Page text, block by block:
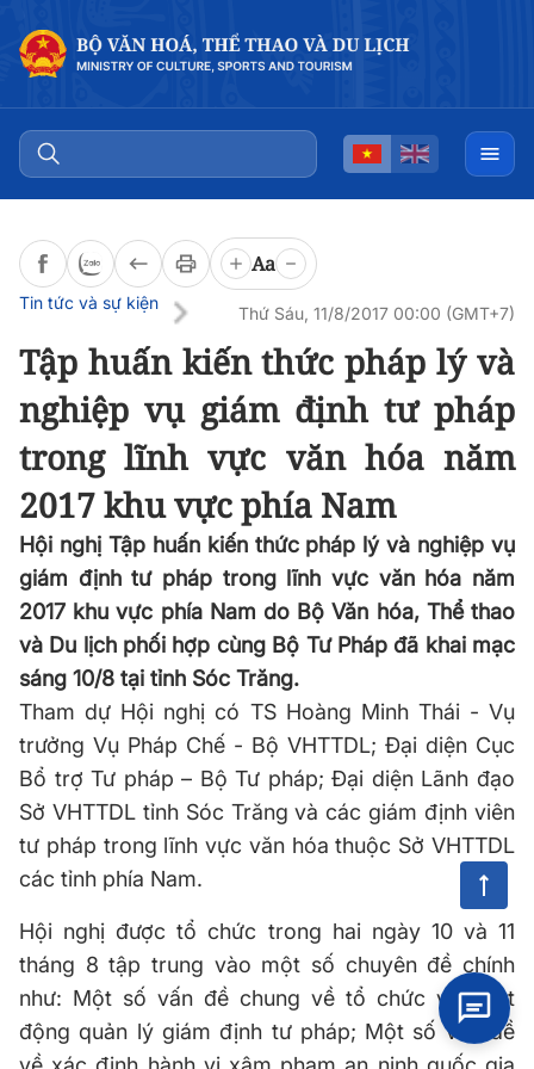
Aa
Tin tức và sự kiện
Thứ Sáu, 11/8/2017 00:00 (GMT+7)
Tập huấn kiến thức pháp lý và
nghiệp vụ giám định tư pháp
trong lĩnh vực văn hóa năm
2017 khu vực phía Nam
Hội nghị Tập huấn kiến thức pháp lý và nghiệp vụ
giám định tư pháp trong lĩnh vực văn hóa năm
2017 khu vực phía Nam do Bộ Văn hóa, Thể thao
và Du lịch phối hợp cùng Bộ Tư Pháp đã khai mạc
sáng 10/8 tại tỉnh Sóc Trăng.
Tham dự Hội nghị có TS Hoàng Minh Thái - Vụ
trưởng Vụ Pháp Chế - Bộ VHTTDL; Đại diện Cục
Bổ trợ Tư pháp – Bộ Tư pháp; Đại diện Lãnh đạo
Sở VHTTDL tỉnh Sóc Trăng và các giám định viên
tư pháp trong lĩnh vực văn hóa thuộc Sở VHTTDL
các tỉnh phía Nam.
Hội nghị được tổ chức trong hai ngày 10 và 11
tháng 8 tập trung vào một số chuyên đề chính
như: Một số vấn đề chung về tổ chức và hoạt
động quản lý giám định tư pháp; Một số vấn đề
Đọc bài